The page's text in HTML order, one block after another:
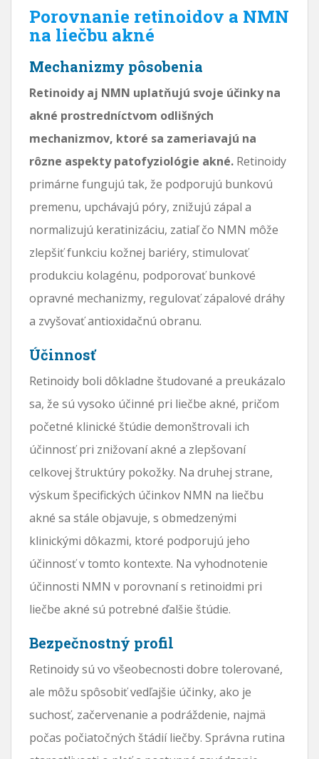
Porovnanie retinoidov a NMN
na liečbu akné
Mechanizmy pôsobenia
Retinoidy aj NMN uplatňujú svoje účinky na
akné prostredníctvom odlišných
mechanizmov, ktoré sa zameriavajú na
rôzne aspekty patofyziológie akné. Retinoidy
primárne fungujú tak, že podporujú bunkovú
premenu, upchávajú póry, znižujú zápal a
normalizujú keratinizáciu, zatiaľ čo NMN môže
zlepšiť funkciu kožnej bariéry, stimulovať
produkciu kolagénu, podporovať bunkové
opravné mechanizmy, regulovať zápalové dráhy
a zvyšovať antioxidačnú obranu.
Účinnosť
Retinoidy boli dôkladne študované a preukázalo
sa, že sú vysoko účinné pri liečbe akné, pričom
početné klinické štúdie demonštrovali ich
účinnosť pri znižovaní akné a zlepšovaní
celkovej štruktúry pokožky. Na druhej strane,
výskum špecifických účinkov NMN na liečbu
akné sa stále objavuje, s obmedzenými
klinickými dôkazmi, ktoré podporujú jeho
účinnosť v tomto kontexte. Na vyhodnotenie
účinnosti NMN v porovnaní s retinoidmi pri
liečbe akné sú potrebné ďalšie štúdie.
Bezpečnostný profil
Retinoidy sú vo všeobecnosti dobre tolerované,
ale môžu spôsobiť vedľajšie účinky, ako je
suchosť, začervenanie a podráždenie, najmä
počas počiatočných štádií liečby. Správna rutina